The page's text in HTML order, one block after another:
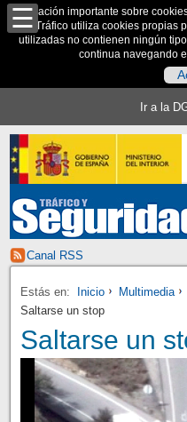
Información importante sobre
de Tráfico utiliza cookies propias
utilizadas no contienen ningún
continua navegando
Ir a la
Canal RSS
Estás en: Inicio Multimedia
Saltarse un stop
Saltarse un